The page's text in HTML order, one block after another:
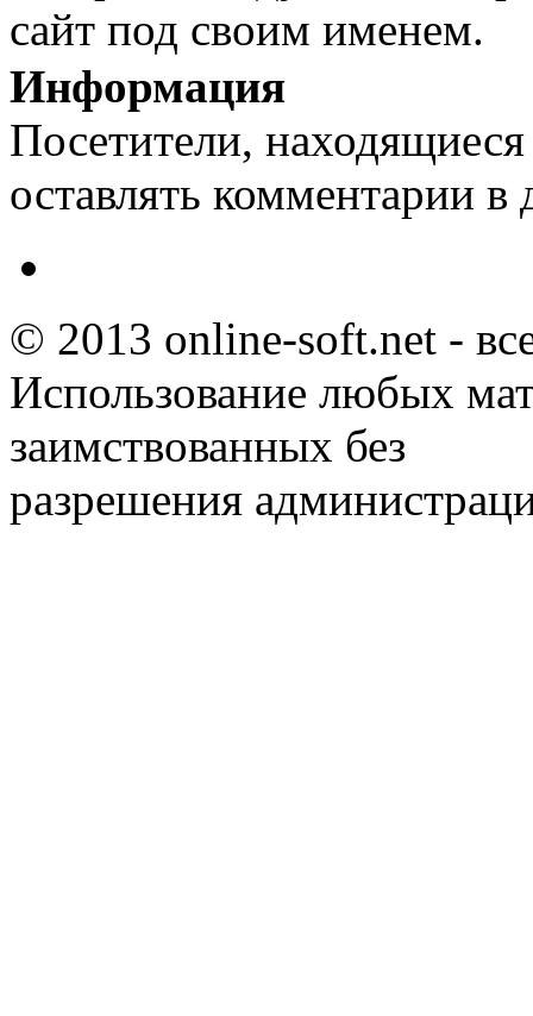
сайт под своим именем.
Информация
Посетители,
оставлять комментарии в
© 2013 online-soft.net -
Использование любых
заимствованных без
разрешения